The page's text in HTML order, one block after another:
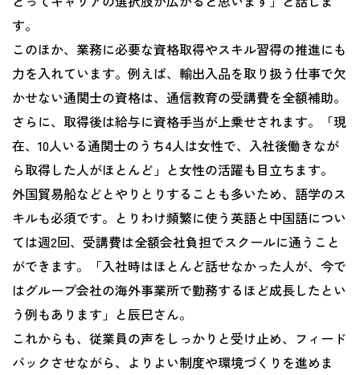
す。
このほか、業務に必要な資格取得やスキル習得の推進にも
力を入れています。例えば、輸出入品を取り扱う仕事で欠
かせない通関士の資格は、通信教育の受講費を全額補助。
さらに、取得後は給与に資格手当が上乗せされます。「現
在、10人いる通関士のうち4人は女性で、入社後働きなが
ら取得した人がほとんど」と女性の活躍も目立ちます。
外国貿易船などとやりとりすることも多いため、語学のス
キルも必須です。とりわけ頻繁に使う英語と中国語につい
ては週2回、受講費は全額会社負担でスクールに通うこと
ができます。「入社時はほとんど話せなかった人が、今で
はグループ会社の海外事業所で勤務するほど成長したとい
う例もあります」と辰巳さん。
これからも、従業員の声をしっかりと受け止め、フィード
バックさせながら、よりよい制度や環境づくりを進めま